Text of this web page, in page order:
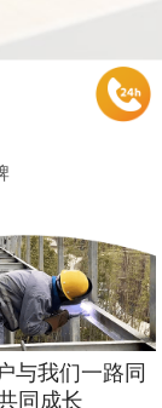
与我们一路同
同成长